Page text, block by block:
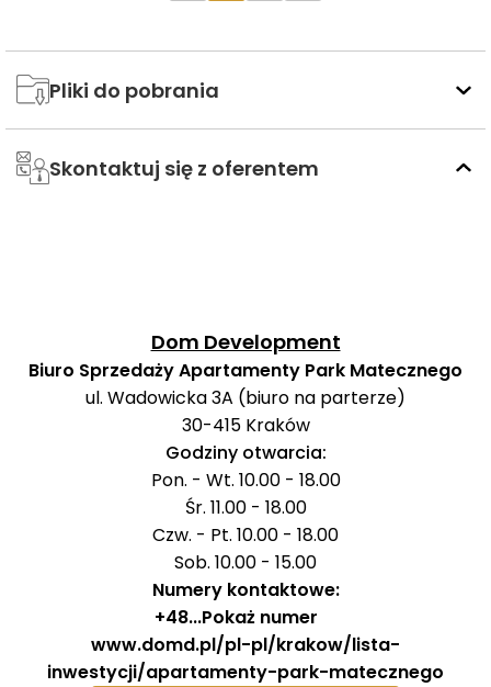
Pliki do pobrania
Skontaktuj się z oferentem
Dom Development
Biuro Sprzedaży Apartamenty Park Matecznego
ul. Wadowicka 3A (biuro na parterze)
30-415 Kraków
Godziny otwarcia:
Pon. - Wt. 10.00 - 18.00
Śr. 11.00 - 18.00
Czw. - Pt. 10.00 - 18.00
Sob. 10.00 - 15.00
Numery kontaktowe:
+48...Pokaż numer
www.domd.pl/pl-pl/krakow/lista-
inwestycji/apartamenty-park-matecznego